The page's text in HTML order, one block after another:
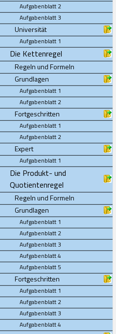
Aufgabenblatt 2
Aufgabenblatt 3
Universität
Aufgabenblatt 1
Die Kettenregel
Regeln und Formeln
Grundlagen
Aufgabenblatt 1
Aufgabenblatt 2
Fortgeschritten
Aufgabenblatt 1
Aufgabenblatt 2
Expert
Aufgabenblatt 1
Die Produkt- und
Quotientenregel
Regeln und Formeln
Grundlagen
Aufgabenblatt 1
Aufgabenblatt 2
Aufgabenblatt 3
Aufgabenblatt 4
Aufgabenblatt 5
Fortgeschritten
Aufgabenblatt 1
Aufgabenblatt 2
Aufgabenblatt 3
Aufgabenblatt 4